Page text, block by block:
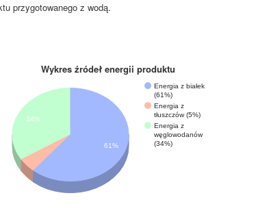
przygotowanego z wodą.
Wykres źródeł energii produktu
Energia z białek
(61%)
Energia z
tłuszczów (5%)
Energia z
węglowodanów
(34%)
34%
61%